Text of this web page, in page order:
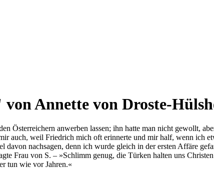
Annette von Droste-
Österreichern anwerben lassen; ihn hatte man nicht gewollt,
auch, weil Friedrich mich oft erinnerte und mir half, wenn ich
nachsagen, denn ich wurde gleich in der ersten Affäre
Frau von S. – »Schlimm genug, die Türken halten uns
tun wie vor Jahren.«